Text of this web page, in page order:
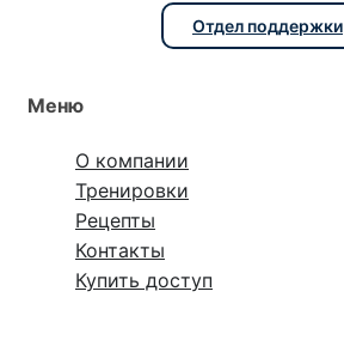
Отдел поддержки
Меню
О компании
Тренировки
Рецепты
Контакты
Купить доступ